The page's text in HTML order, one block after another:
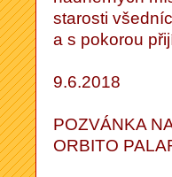
starosti
a s pokorou
9.6.2018
POZVÁNKA
ORBITO